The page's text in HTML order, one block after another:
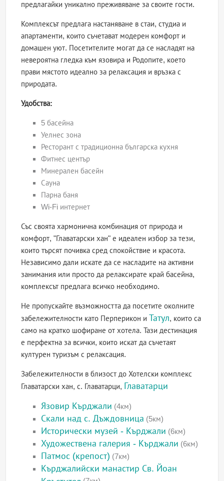
предлагайки уникално преживяване за своите гости.
Комплексът предлага настаняване в стаи, студиа и
апартаменти, които съчетават модерен комфорт и
домашен уют. Посетителите могат да се насладят на
невероятна гледка към язовира и Родопите, което
прави мястото идеално за релаксация и връзка с
природата.
Удобства:
5 басейна
Уелнес зона
Ресторант с традиционна българска кухня
Фитнес център
Минерален басейн
Сауна
Парна баня
Wi-Fi интернет
Със своята хармонична комбинация от природа и
комфорт, "Главатарски хан" е идеален избор за тези,
които търсят почивка сред спокойствие и красота.
Независимо дали искате да се насладите на активни
занимания или просто да релаксирате край басейна,
комплексът предлага всичко необходимо.
Не пропускайте възможността да посетите околните
забележителности като Перперикон и Татул, които са
само на кратко шофиране от хотела. Тази дестинация
е перфектна за всички, които искат да съчетаят
културен туризъм с релаксация.
Забележителности в близост до Хотелски комплекс
Главатарски хан, с. Главатарци, Главатарци
Язовир Кърджали (4км)
Скали над с. Дъждовница (5км)
Исторически музей - Кърджали (6км)
Художествена галерия - Кърджали (6км)
Патмос (крепост) (7км)
Кърджалийски манастир Св. Йоан